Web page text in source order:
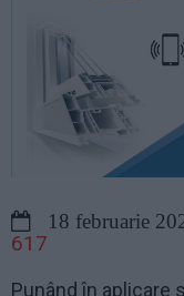
18 februarie
617
Punând în aplicare